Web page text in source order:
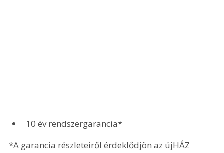
10 év rendszergarancia*
*A garancia részleteiről érdeklődjön az újHÁZ